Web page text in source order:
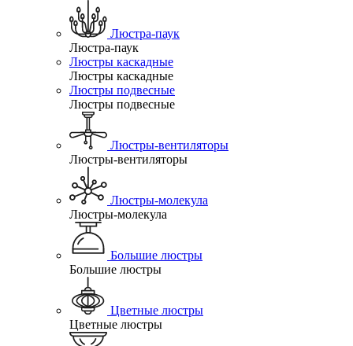
Люстра-паук
Люстра-паук
Люстры каскадные
Люстры каскадные
Люстры подвесные
Люстры подвесные
Люстры-вентиляторы
Люстры-вентиляторы
Люстры-молекула
Люстры-молекула
Большие люстры
Большие люстры
Цветные люстры
Цветные люстры